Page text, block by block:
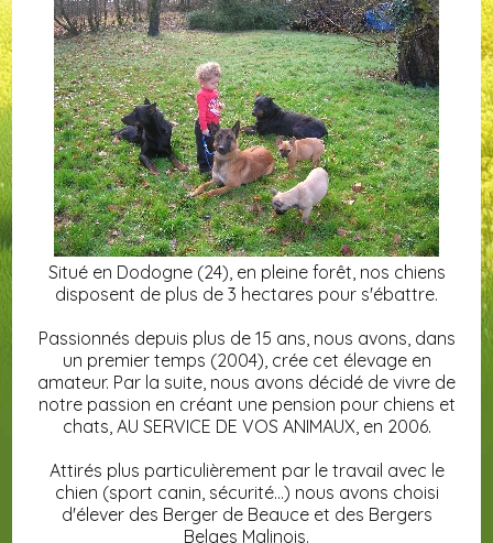
Situé en Dodogne (24), en pleine forêt, nos chiens
disposent de plus de 3 hectares pour s'ébattre.
Passionnés depuis plus de 15 ans, nous avons, dans
un premier temps (2004), crée cet élevage en
amateur. Par la suite, nous avons décidé de vivre de
notre passion en créant une pension pour chiens et
chats, AU SERVICE DE VOS ANIMAUX, en 2006.
Attirés plus particulièrement par le travail avec le
chien (sport canin, sécurité...) nous avons choisi
d'élever des Berger de Beauce et des Bergers
Belges Malinois.